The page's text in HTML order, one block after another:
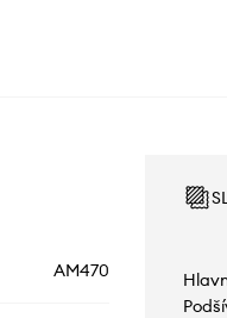
AM470